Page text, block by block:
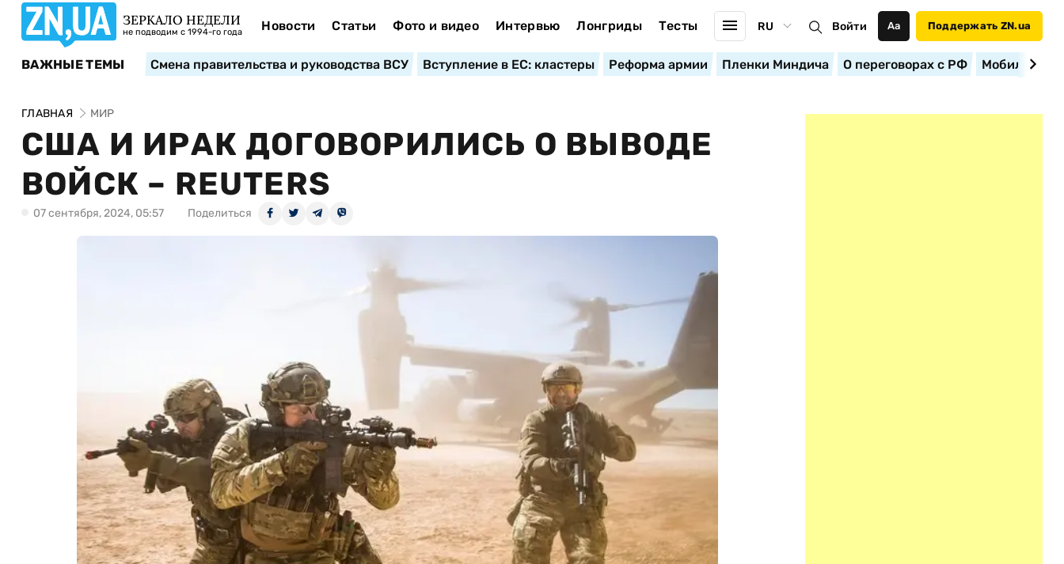
ЗЕРКАЛО НЕДЕЛИ
не подводим с 1994-го года Новости Статьи Фото и видео Интервью Лонгриды Тесты RU Войти Аа Поддержать ZN.ua
ВАЖНЫЕ ТЕМЫ Смена правительства и руководства ВСУ Вступление в ЕС: кластеры Реформа армии Пленки Миндича О переговорах с РФ
ГЛАВНАЯ МИР
США И ИРАК ДОГОВОРИЛИСЬ О ВЫВОДЕ
ВОЙСК – REUTERS
07 сентября, 2024, 05:57 Поделиться